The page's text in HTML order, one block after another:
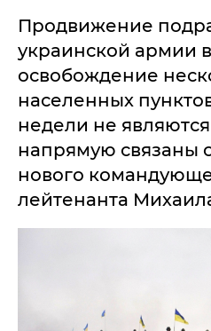
​Продвижение
украинской армии
освобождение
населенных
недели не
напрямую связаны
нового
лейтенанта